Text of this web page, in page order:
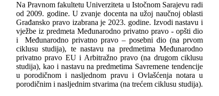
Na Pravnom fakultetu Univerziteta u Istočnom Sarajevu radi
od 2009. godine. U zvanje docenta na užoj naučnoj oblasti
Građansko pravo izabrana je 2023. godine. Izvodi nastavu i
vježbe iz predmeta Međunarodno privatno pravo - opšti dio
i Međunarodno privatno pravo – posebni dio (na prvom
ciklusu studija), te nastavu na predmetima Međunarodno
privatno pravo EU i Arbitražno pravo (na drugom ciklusu
studija), kao i nastavu na predmetima Savremene tendencije
u porodičnom i nasljednom pravu i Ovlašćenja notara u
porodičnim i nasljednim stvarima (na trećem ciklusu studija).